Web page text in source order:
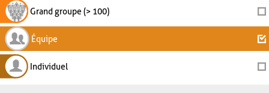
Grand groupe (> 100)
Équipe
Individuel